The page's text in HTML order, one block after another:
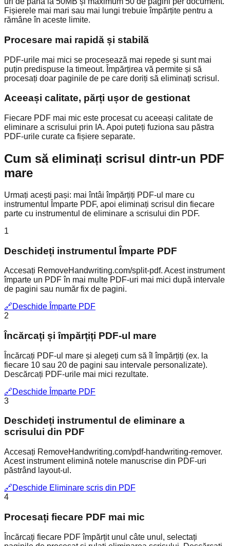
Fișierele mai mari sau mai lungi trebuie împărțite pentru a
rămâne în aceste limite.
Procesare mai rapidă și stabilă
PDF-urile mai mici se procesează mai repede și sunt mai
puțin predispuse la timeout. Împărțirea vă permite și să
procesați doar paginile de pe care doriți să eliminați scrisul.
Aceeași calitate, părți ușor de gestionat
Fiecare PDF mai mic este procesat cu aceeași calitate de
eliminare a scrisului prin IA. Apoi puteți fuziona sau păstra
PDF-urile curate ca fișiere separate.
Cum să eliminați scrisul dintr-un PDF
mare
Urmați acești pași: mai întâi împărțiți PDF-ul mare cu
instrumentul Împarte PDF, apoi eliminați scrisul din fiecare
parte cu instrumentul de eliminare a scrisului din PDF.
1
Deschideți instrumentul Împarte PDF
Accesați RemoveHandwriting.com/split-pdf. Acest instrument
împarte un PDF în mai multe PDF-uri mai mici după intervale
de pagini sau număr fix de pagini.
🔗Deschide Împarte PDF
2
Încărcați și împărțiți PDF-ul mare
Încărcați PDF-ul mare și alegeți cum să îl împărțiți (ex. la
fiecare 10 sau 20 de pagini sau intervale personalizate).
Descărcați PDF-urile mai mici rezultate.
🔗Deschide Împarte PDF
3
Deschideți instrumentul de eliminare a
scrisului din PDF
Accesați RemoveHandwriting.com/pdf-handwriting-remover.
Acest instrument elimină notele manuscrise din PDF-uri
păstrând layout-ul.
🔗Deschide Eliminare scris din PDF
4
Procesați fiecare PDF mai mic
Încărcați fiecare PDF împărțit unul câte unul, selectați